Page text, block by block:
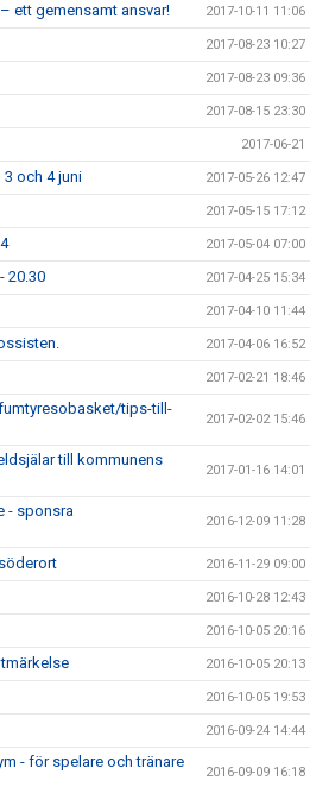
ett gemensamt ansvar! 2017-10-11 11:06
2017-08-23 10:27
2017-08-23 09:36
2017-08-15 23:30
2017-06-21
och 4 juni 2017-05-26 12:47
2017-05-15 17:12
2017-05-04 07:00
20.30 2017-04-25 15:34
2017-04-10 11:44
2017-04-06 16:52
2017-02-21 18:46
tips-till-
2017-02-02 15:46
till kommunens
2017-01-16 14:01
- sponsra
2016-12-09 11:28
2016-11-29 09:00
2016-10-28 12:43
2016-10-05 20:16
2016-10-05 20:13
2016-10-05 19:53
2016-09-24 14:44
- för spelare och tränare
2016-09-09 16:18